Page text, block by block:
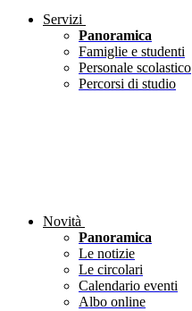
Servizi
Panoramica
Famiglie e studenti
Personale scolastico
Percorsi di studio
Novità
Panoramica
Le notizie
Le circolari
Calendario eventi
Albo online